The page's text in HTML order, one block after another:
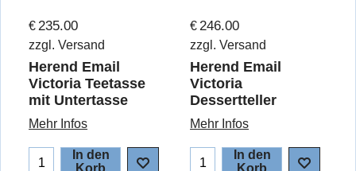
€235.00
zzgl. Versand
Herend Email
Victoria Teetasse
mit Untertasse
Mehr Infos
In den
Korb
€246.00
zzgl. Versand
Herend Email
Victoria
Dessertteller
Mehr Infos
In den
Korb